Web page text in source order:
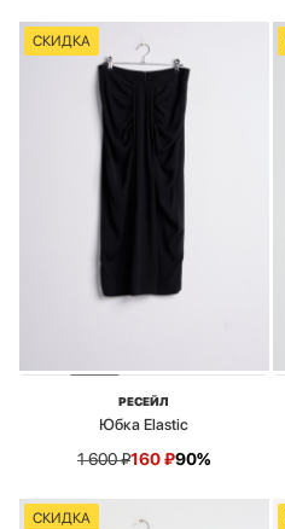
СКИДКА
РЕСЕЙЛ
Юбка Elastic
1 600₽160₽90%
СКИДКА